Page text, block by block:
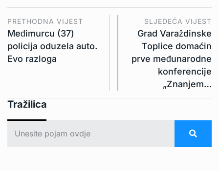
PRETHODNA VIJEST
Međimurcu (37)
policija oduzela auto.
Evo razloga
SLJEDEĆA VIJEST
Grad Varaždinske
Toplice domaćin
prve međunarodne
konferencije
„Znanjem…
Tražilica